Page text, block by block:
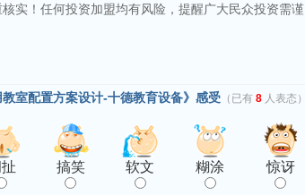
实！任何投资加盟均有风险，提醒广大民众投资需谨
室配置方案设计-十德教育设备》感受 （已有 8 人表态）
搞笑 软文 糊涂 惊讶